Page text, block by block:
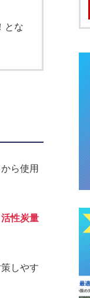
とな
ら使用
活性炭量
しやす